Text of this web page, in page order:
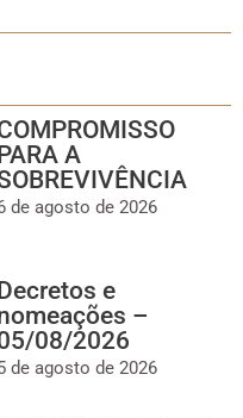
A
de agosto de 2026
e
–
08/2026
de agosto de 2026